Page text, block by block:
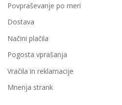
Povpraševanje po meri
Dostava
Načini plačila
Pogosta vprašanja
Vračila in reklamacije
Mnenja strank